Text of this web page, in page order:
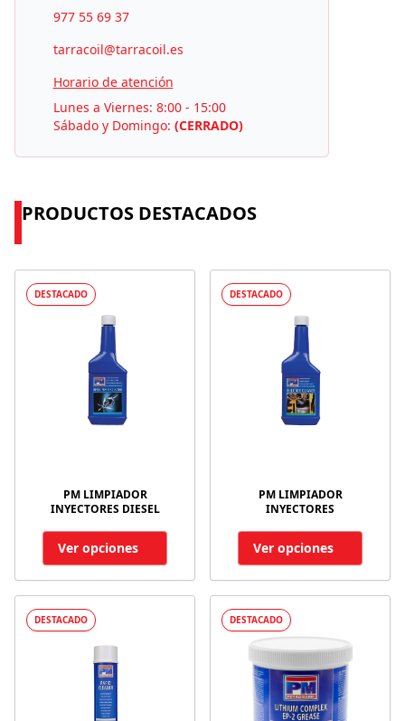
977 55 69 37
tarracoil@tarracoil.es
Horario de atención
Lunes a Viernes: 8:00 - 15:00
Sábado y Domingo: (CERRADO)
PRODUCTOS DESTACADOS
DESTACADO
PM LIMPIADOR
INYECTORES DIESEL
Ver opciones
DESTACADO
PM LIMPIADOR
INYECTORES
Ver opciones
DESTACADO DESTACADO